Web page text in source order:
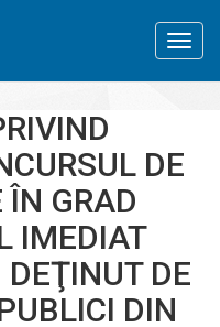
DE
ÎN GRAD
IMEDIAT
DEŢINUT DE
DIN